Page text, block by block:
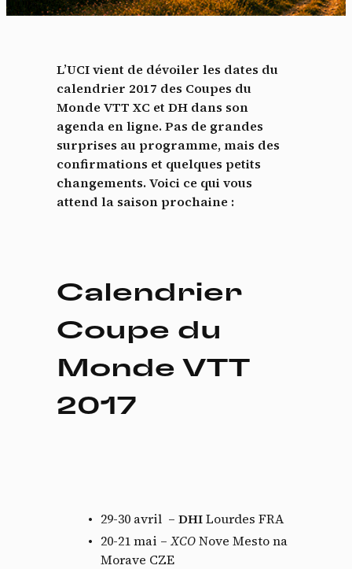
L’UCI vient de dévoiler les dates du
calendrier 2017 des Coupes du
Monde VTT XC et DH dans son
agenda en ligne. Pas de grandes
surprises au programme, mais des
confirmations et quelques petits
changements. Voici ce qui vous
attend la saison prochaine :
Calendrier
Coupe du
Monde VTT
2017
29-30 avril – DHILourdes FRA
20-21 mai – XCONove Mesto na
Morave CZE